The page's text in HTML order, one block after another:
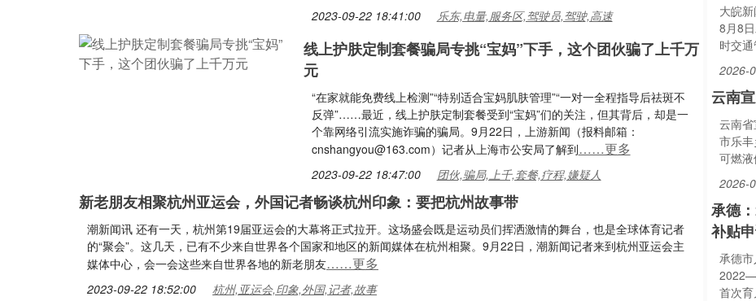
2023-09-22 18:41:00 乐东,电量,服务区,驾驶员,驾驶,高速
线上护肤定制套餐骗局专挑“宝妈”下手，这个团伙骗了上千万
元
“在家就能免费线上检测”“特别适合宝妈肌肤管理”“一对一全程指导后祛斑不
反弹”……最近，线上护肤定制套餐受到“宝妈”们的关注，但其背后，却是一
个靠网络引流实施诈骗的骗局。9月22日，上游新闻（报料邮箱：
cnshangyou@163.com）记者从上海市公安局了解到……更多
2023-09-22 18:47:00 团伙,骗局,上千,套餐,疗程,嫌疑人
新老朋友相聚杭州亚运会，外国记者畅谈杭州印象：要把杭州故事带
潮新闻讯 还有一天，杭州第19届亚运会的大幕将正式拉开。这场盛会既是运动员们挥洒激情的舞台，也是全球体育记者
的“聚会”。这几天，已有不少来自世界各个国家和地区的新闻媒体在杭州相聚。9月22日，潮新闻记者来到杭州亚运会主
媒体中心，会一会这些来自世界各地的新老朋友……更多
2023-09-22 18:52:00 杭州,亚运会,印象,外国,记者,故事
大皖
8月8
时交通
2026-
云南
云南
市乐
可燃
2026-
承德
补贴
承德
首次